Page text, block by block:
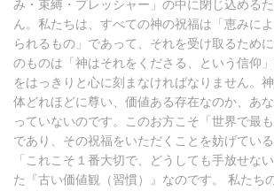
み・束縛・プレッシャー」の中に閉じ込める
ん。私たちは、すべての神の祝福は「恵みに
られるもの」であって、それを受け取るため
のものは「神はそれをくださる、という信仰
をはっきりと心に刻まなければなりません。
体どれほどに尊い、価値ある存在なのか、あ
っていないのです。このお方こそ「世界で最も
であり、その祝福をいただくことを妨げてい
「これこそ１番大切で、どうしても手放せな
た『古い価値観（習慣）』なのです。 私たち